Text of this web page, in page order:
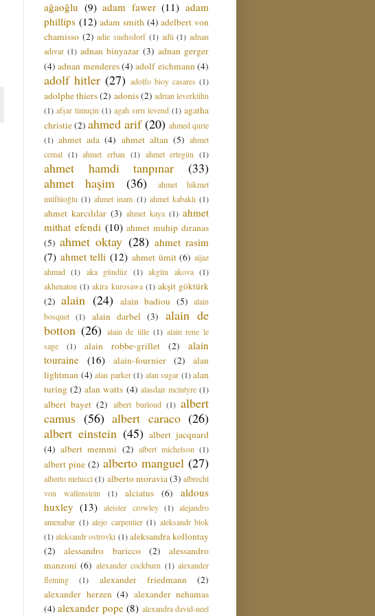
ağaoğlu (9) adam fawer (11) adam
phillips (12) adam smith (4) adelbert von
chamisso (2) adie suehsdorf (1) adli (1) adnan
adıvar (1) adnan binyazar (3) adnan gerger
(4) adnan menderes(4) adolf eichmann (4)
adolf hitler (27) adolfo bioy casares (1)
adolphe thiers(2) adonis(2) adrian leverkühn
(1) afşar timuçin (1) agah sırrı levend (1) agatha
christie(2) ahmed arif (20) ahmed qurie
(1) ahmet ada (4) ahmet altan (5) ahmet
cemal (1) ahmet erhan (1) ahmet ertegün (1)
ahmet hamdi tanpınar
(33)
ahmet haşim
(36)
ahmet hikmet
müftüoğlu (1) ahmet inam (1) ahmet kabaklı (1)
ahmet karcılılar (3) ahmet kaya (1) ahmet
mithat efendi (10) ahmet muhip dıranas
(5) ahmet oktay (28) ahmet rasim
(7) ahmet telli (12) ahmet ümit (6) aijaz
ahmad (1) aka gündüz (1) akgün akova (1)
akhenaton (1) akira kurosawa (1) akşit göktürk
(2) alain (24) alain badiou (5) alain
bosquet (1) alain darbel (3)
alain de
botton (26) alain de lille (1) alain rene le
sage
(1) alain robbe-grillet (2)
alain
touraine (16) alain-fournier (2)
alan
lightman (4) alan parker (1) alan sugar (1) alan
turing (2) alan watts (4) alasdair mcintyre (1)
albert bayet (2) albert burloud (1) albert
camus (56) albert caraco (26)
albert einstein (45) albert jacquard
(4) albert memmi (2) albert michelson (1)
albert pine (2) alberto manguel (27)
alberto melucci (1) alberto moravia (3) albrecht
von wallenstein
(1) alciatus (6)
aldous
huxley (13) aleister crowley (1) alejandro
amenabar (1) alejo carpentier (1) aleksandr blok
(1) aleksandr ostrovki (1) aleksandra kollontay
(2)
alessandro baricco (2)
alessandro
manzoni (6) alexander cockburn (1) alexander
fleming
(1) alexander friedmann
(2)
alexander herzen (4) alexander nehamas
(4) alexander pope (8) alexandra david-neel